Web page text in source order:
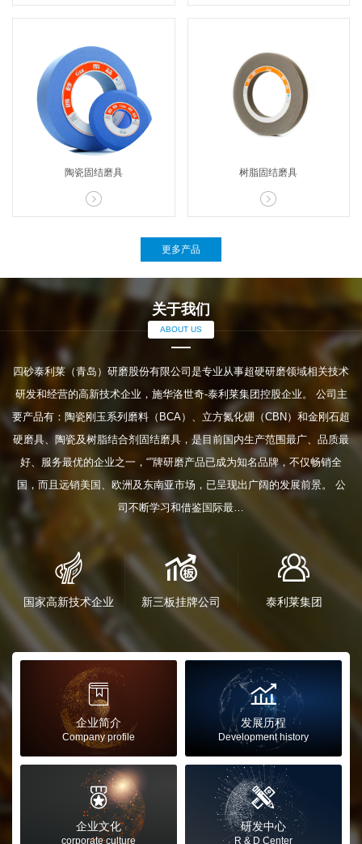
陶瓷固结磨具

树脂固结磨具

更多产品
关于我们
ABOUT US
四砂泰利莱（青岛）研磨股份有限公司是专业从事超硬研磨领域相关技术
研发和经营的高新技术企业，施华洛世奇-泰利莱集团控股企业。 公司主
要产品有：陶瓷刚玉系列磨料（BCA）、立方氮化硼（CBN）和金刚石超
硬磨具、陶瓷及树脂结合剂固结磨具，是目前国内生产范围最广、品质最
好、服务最优的企业之一，“”牌研磨产品已成为知名品牌，不仅畅销全
国，而且远销美国、欧洲及东南亚市场，已呈现出广阔的发展前景。 公
司不断学习和借鉴国际最…

国家高新技术企业

新三板挂牌公司

泰利莱集团

企业简介
Company profile

发展历程
Development history

企业文化
corporate culture

研发中心
R & D Center